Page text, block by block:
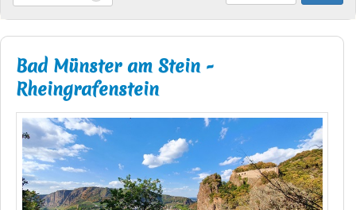
Bad Münster am Stein -
Rheingrafenstein